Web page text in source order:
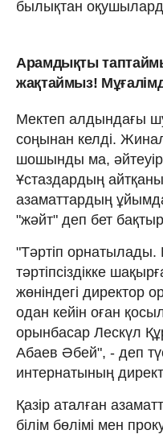
былықтан
Арамдықты
жақтаймыз!
Мектеп алдындағы
соңынан келді.
шошынды ма, әйтеуір
Ұстаздардың айтқаны
азаматтардың
"жәйт" деп бет
"Тәртіп
тәртіпсіздікке
жөніндегі директор
одан кейін оған
орынбасар Лескүл
Абаев Әбей", - деп
интернатының
Қазір аталған
білім бөлімі мен